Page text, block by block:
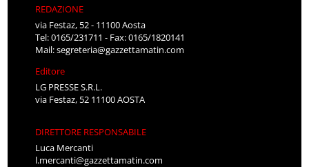
REDAZIONE
via Festaz, 52 - 11100 Aosta
Tel: 0165/231711 - Fax: 0165/1820141
Mail:segreteria@gazzettamatin.com
Editore
LG PRESSE S.R.L.
via Festaz, 52 11100 AOSTA
DIRETTORE RESPONSABILE
Luca Mercanti
l.mercanti@gazzettamatin.com